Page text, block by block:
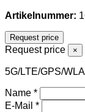
Artikelnummer:
Request price
Request price ×
5G/LTE/GPS/
Name *
E-Mail *